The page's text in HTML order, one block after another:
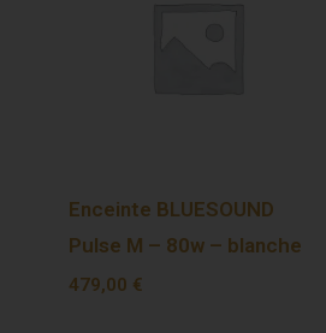
Enceinte BLUESOUND
Pulse M – 80w – blanche
479,00 €